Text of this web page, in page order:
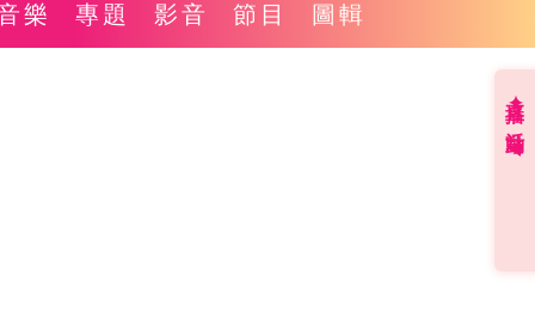
樂 專題 影音 節目 圖輯
直播✦活動